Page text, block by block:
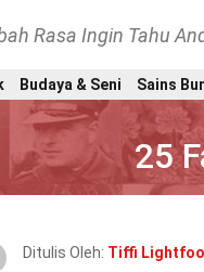
Rasa Ingin Tahu
Budaya & Seni Sains
25
Ditulis Oleh: Tiffi